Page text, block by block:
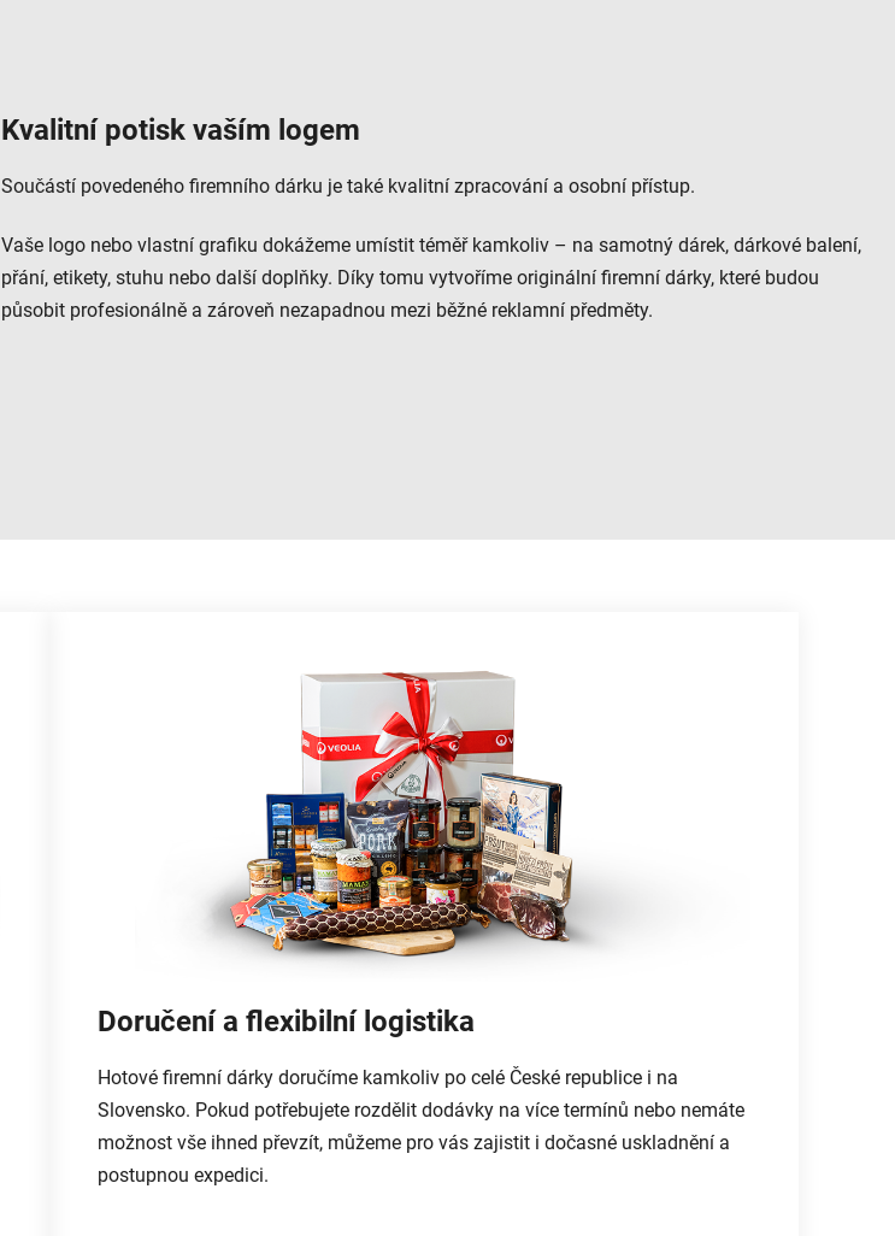
Kvalitní potisk vaším logem
Součástí povedeného firemního dárku je také kvalitní zpracování a osobní přístup.
Vaše logo nebo vlastní grafiku dokážeme umístit téměř kamkoliv – na samotný dárek, dárkové balení,
přání, etikety, stuhu nebo další doplňky. Díky tomu vytvoříme originální firemní dárky, které budou
působit profesionálně a zároveň nezapadnou mezi běžné reklamní předměty.
Doručení a flexibilní logistika
Hotové firemní dárky doručíme kamkoliv po celé České republice i na
Slovensko. Pokud potřebujete rozdělit dodávky na více termínů nebo nemáte
možnost vše ihned převzít, můžeme pro vás zajistit i dočasné uskladnění a
postupnou expedici.